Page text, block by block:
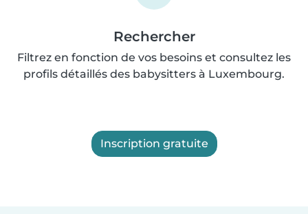
Rechercher
Filtrez en fonction de vos besoins et consultez les
profils détaillés des babysitters à Luxembourg.
Inscription gratuite